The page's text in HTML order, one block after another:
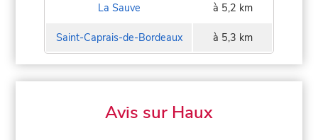
La Sauve à 5,2 km
Saint-Caprais-de-Bordeaux à 5,3 km
Avis sur Haux